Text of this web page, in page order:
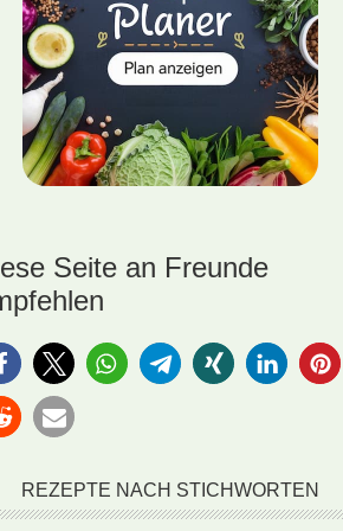
Seite an Freunde
REZEPTE NACH STICHWORTEN